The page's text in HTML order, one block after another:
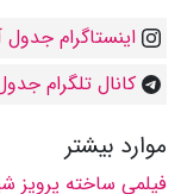
اینستاگرام جدول
کانال تلگرام
موارد بیشتر